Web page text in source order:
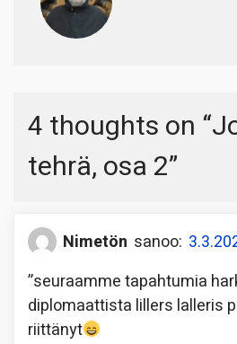
4 thoughts on “
tehrä, osa 2”
Nimetön sanoo:
”seuraamme tapahtumia
diplomaattista lillers lalleris
riittänyt